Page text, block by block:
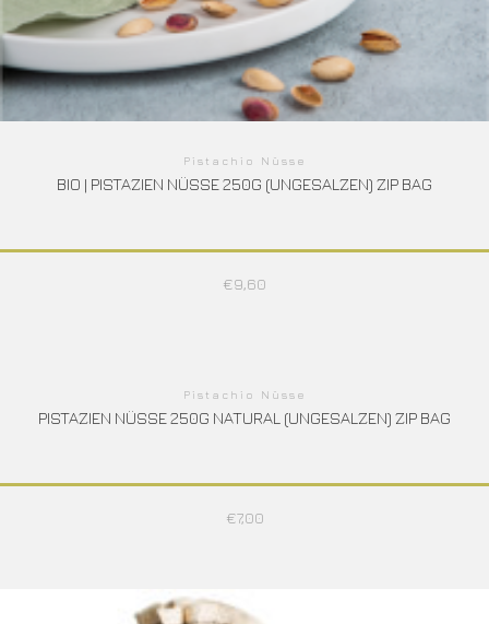
Pistachio Nüsse
BIO | PISTAZIEN NÜSSE 250G (UNGESALZEN) ZIP BAG
€9,60
Pistachio Nüsse
PISTAZIEN NÜSSE 250G NATURAL (UNGESALZEN) ZIP BAG
€7,00